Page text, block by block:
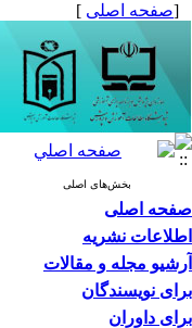
[صفحه اصلی ]
بخش‌های اصلی
صفحه اصلی
اطلاعات نشریه
آرشیو مجله و مقالات
برای نویسندگان
برای داوران